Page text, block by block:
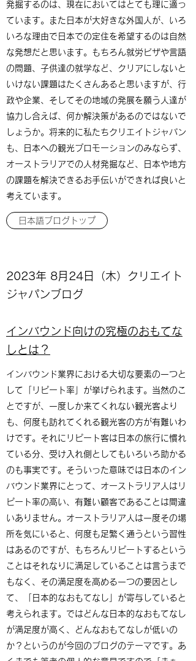
発掘するのは、現在においてはとても理に適っ
ています。また日本が大好きな外国人が、いろ
いろな理由で日本での定住を希望するのは自然
な発想だと思います。もちろん就労ビザや言語
の問題、子供達の就学など、クリアにしないと
いけない課題はたくさんあると思いますが、行
政や企業、そしてその地域の発展を願う人達が
協力し合えば、何か解決策があるのではないで
しょうか。将来的に私たちクリエイトジャパン
も、日本への観光プロモーションのみならず、
オーストラリアでの人材発掘など、日本や地方
の課題を解決できるお手伝いができれば良いと
考えています。
日本語ブログトップ
2023年 8月24日（木）クリエイト
ジャパンブログ
インバウンド向けの究極のおもてな
しとは？
インバウンド業界における大切な要素の一つと
して「リピート率」が挙げられます。当然のこ
とですが、一度しか来てくれない観光客より
も、何度も訪れてくれる観光客の方が有難いわ
けです。それにリピート客は日本の旅行に慣れ
ている分、受け入れ側としてもいろいろ助かる
のも事実です。そういった意味では日本のイン
バウンド業界にとって、オーストラリア人はリ
ピート率の高い、有難い顧客であることは間違
いありません。オーストラリア人は一度その場
所を気にいると、何度も足繁く通うという習性
はあるのですが、もちろんリピートするという
ことはそれなりに満足していることは言うまで
もなく、その満足度を高める一つの要因とし
て、「日本的なおもてなし」が寄与していると
考えられます。ではどんな日本的なおもてなし
が満足度が高く、どんなおもてなしが低いの
か？というのが今回のブログのテーマです。あ